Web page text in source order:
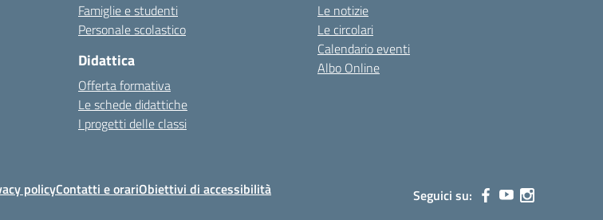
Famiglie e studenti
Personale scolastico
Didattica
Offerta formativa
Le schede didattiche
I progetti delle classi
Le notizie
Le circolari
Calendario eventi
Albo Online
policyContatti e orariObiettivi di accessibilità Seguici su: